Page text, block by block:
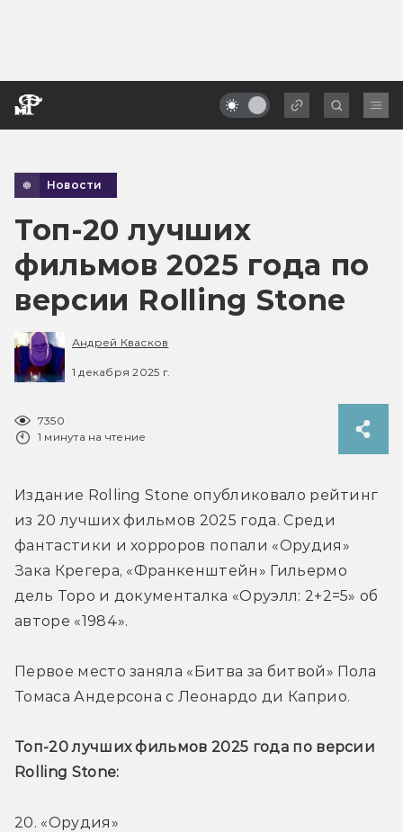
Новости
Топ-20 лучших
фильмов 2025 года по
версии Rolling Stone
Андрей Квасков
1 декабря 2025 г.
7350
1 минута на чтение
Издание Rolling Stone опубликовало рейтинг
из 20 лучших фильмов 2025 года. Среди
фантастики и хорроров попали «Орудия»
Зака Крегера, «Франкенштейн» Гильермо
дель Торо и документалка «Оруэлл: 2+2=5» об
авторе «1984».
Первое место заняла «Битва за битвой» Пола
Томаса Андерсона с Леонардо ди Каприо.
Топ-20 лучших фильмов 2025 года по версии
Rolling Stone:
20. «Орудия»